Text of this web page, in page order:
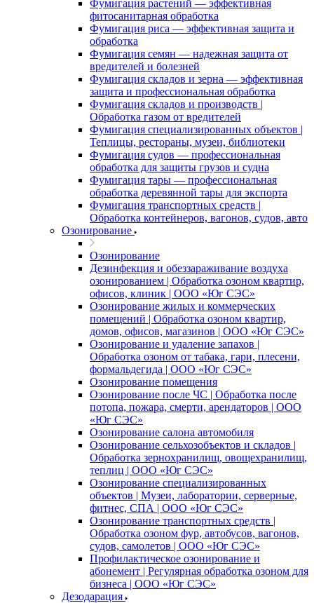
Фумигация растений — эффективная
фитосанитарная обработка
Фумигация риса — эффективная защита и
обработка
Фумигация семян — надежная защита от
вредителей и болезней
Фумигация складов и зерна — эффективная
защита и профессиональная обработка
Фумигация складов и производств |
Обработка газом от вредителей
Фумигация специализированных объектов |
Теплицы, рестораны, музеи, библиотеки
Фумигация судов — профессиональная
обработка для защиты грузов и судна
Фумигация тары — профессиональная
обработка деревянной тары для экспорта
Фумигация транспортных средств |
Обработка контейнеров, вагонов, судов, авто
Озонирование
Озонирование
Дезинфекция и обеззараживание воздуха
озонированием | Обработка озоном квартир,
офисов, клиник | ООО «Юг СЭС»
Озонирование жилых и коммерческих
помещений | Обработка озоном квартир,
домов, офисов, магазинов | ООО «Юг СЭС»
Озонирование и удаление запахов |
Обработка озоном от табака, гари, плесени,
формальдегида | ООО «Юг СЭС»
Озонирование помещения
Озонирование после ЧС | Обработка после
потопа, пожара, смерти, арендаторов | ООО
«Юг СЭС»
Озонирование салона автомобиля
Озонирование сельхозобъектов и складов |
Обработка зернохранилищ, овощехранилищ,
теплиц | ООО «Юг СЭС»
Озонирование специализированных
объектов | Музеи, лаборатории, серверные,
фитнес, СПА | ООО «Юг СЭС»
Озонирование транспортных средств |
Обработка озоном фур, автобусов, вагонов,
судов, самолетов | ООО «Юг СЭС»
Профилактическое озонирование и
абонемент | Регулярная обработка озоном для
бизнеса | ООО «Юг СЭС»
Дезодарация